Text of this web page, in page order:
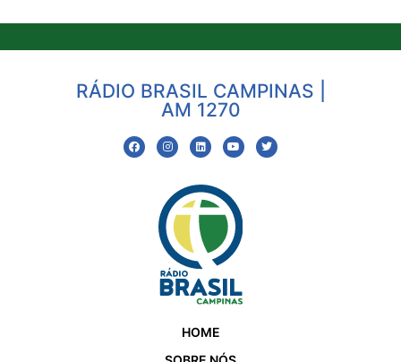
RÁDIO BRASIL CAMPINAS |
AM 1270
HOME